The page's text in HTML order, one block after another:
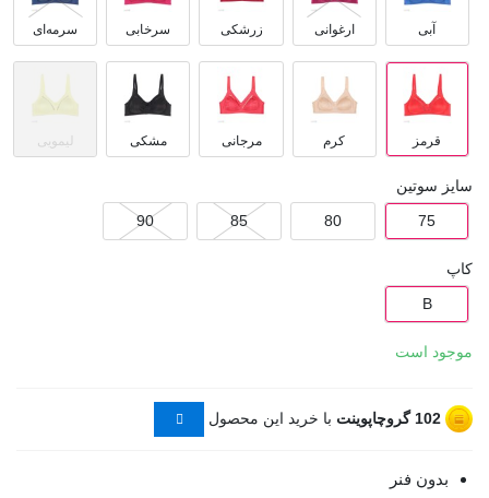
آبی ارغوانی زرشکی سرخابی سرمه‌ای
قرمز کرم لیمویی مرجانی مشکی
سایز سوتین
75
80
85
90
کاپ
B
موجود است
102 گروچاپوینت با خرید این محصول
بدون فنر